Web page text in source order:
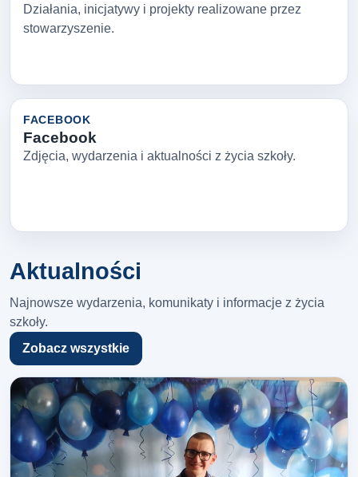
Działania, inicjatywy i projekty realizowane przez
stowarzyszenie.
FACEBOOK
Facebook
Zdjęcia, wydarzenia i aktualności z życia szkoły.
Aktualności
Najnowsze wydarzenia, komunikaty i informacje z życia
szkoły.
Zobacz wszystkie